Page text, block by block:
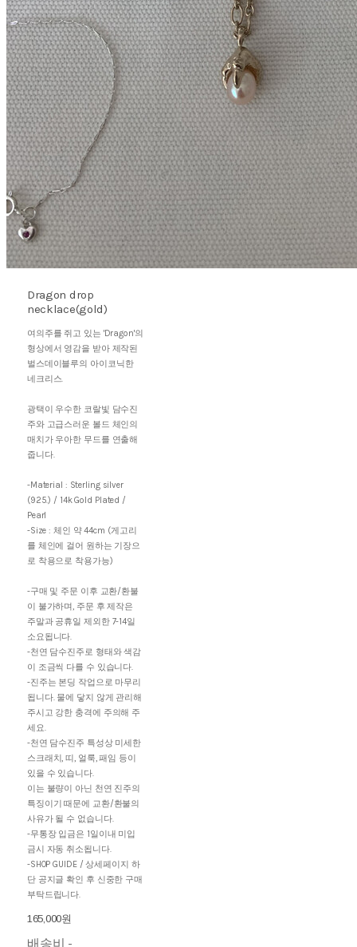
Dragon drop
necklace(gold)
여의주를 쥐고 있는 'Dragon'의
형상에서 영감을 받아 제작된
벌스데이블루의 아이코닉한
네크리스.
광택이 우수한 코랄빛 담수진
주와 고급스러운 볼드 체인의
매치가 우아한 무드를 연출해
줍니다.
-Material : Sterling silver
(925.) / 14k Gold Plated /
Pearl
-Size : 체인 약 44cm (게고리
를 체인에 걸어 원하는 기장으
로 착용으로 착용가능)
-구매 및 주문 이후 교환/환불
이 불가하며, 주문 후 제작은
주말과 공휴일 제외한 7-14일
소요됩니다.
-천연 담수진주로 형태와 색감
이 조금씩 다를 수 있습니다.
-진주는 본딩 작업으로 마무리
됩니다. 물에 닿지 않게 관리해
주시고 강한 충격에 주의해 주
세요.
-천연 담수진주 특성상 미세한
스크래치, 띠, 얼룩, 패임 등이
있을 수 있습니다.
이는 불량이 아닌 천연 진주의
특징이기 때문에 교환/환불의
사유가 될 수 없습니다.
-무통장 입금은 1일이내 미입
금시 자동 취소됩니다.
-SHOP GUIDE / 상세페이지 하
단 공지글 확인 후 신중한 구매
부탁드립니다.
165,000원
배송비 -